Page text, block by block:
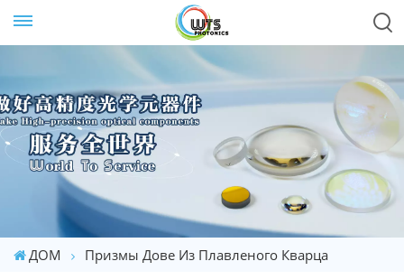
ДОМ Призмы Дове Из Плавленого Кварца